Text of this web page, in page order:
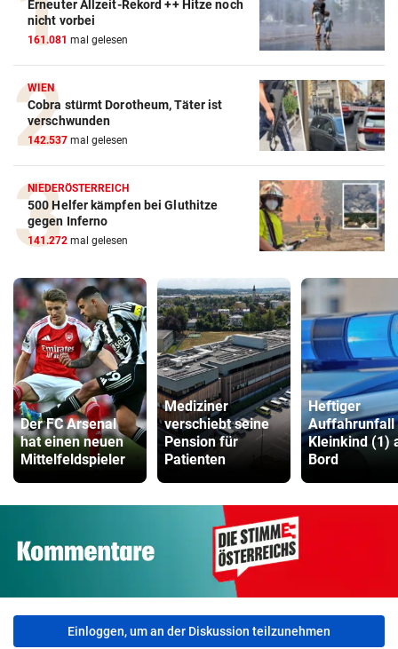
Erneuter Allzeit-Rekord ++ Hitze noch
nicht vorbei
161.081 mal gelesen
WIEN
Cobra stürmt Dorotheum, Täter ist
verschwunden
142.537 mal gelesen
NIEDERÖSTERREICH
500 Helfer kämpfen bei Gluthitze
gegen Inferno
141.272 mal gelesen
Der FC Arsenal
hat einen neuen
Mittelfeldspieler
Mediziner
verschiebt seine
Pension für
Patienten
Heftiger
Auffahrunfall
Kleinkind (1)
Bord
Einloggen, um an der Diskussion teilzunehmen